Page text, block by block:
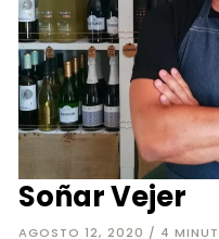
Soñar Vejer
AGOSTO 12, 2020 / 4